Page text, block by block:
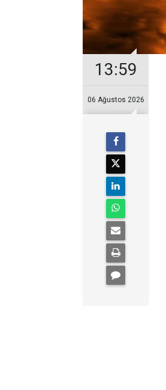
13:59
06 Ağustos 2026